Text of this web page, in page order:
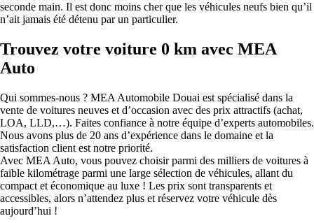
seconde main. Il est donc moins cher que les véhicules neufs bien qu’il
n’ait jamais été détenu par un particulier.
Trouvez votre voiture 0 km avec MEA
Auto
Qui sommes-nous ? MEA Automobile Douai est spécialisé dans la
vente de voitures neuves et d’occasion avec des prix attractifs (achat,
LOA, LLD,…). Faites confiance à notre équipe d’experts automobiles.
Nous avons plus de 20 ans d’expérience dans le domaine et la
satisfaction client est notre priorité.
Avec MEA Auto, vous pouvez choisir parmi des milliers de voitures à
faible kilométrage parmi une large sélection de véhicules, allant du
compact et économique au luxe ! Les prix sont transparents et
accessibles, alors n’attendez plus et réservez votre véhicule dès
aujourd’hui !